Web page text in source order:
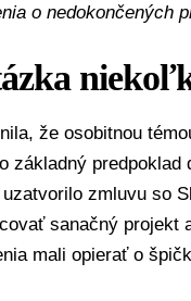
o nedokončených
že osobitnou
základný predpoklad
uzatvorilo zmluvu so
sanačný projekt
mali opierať o